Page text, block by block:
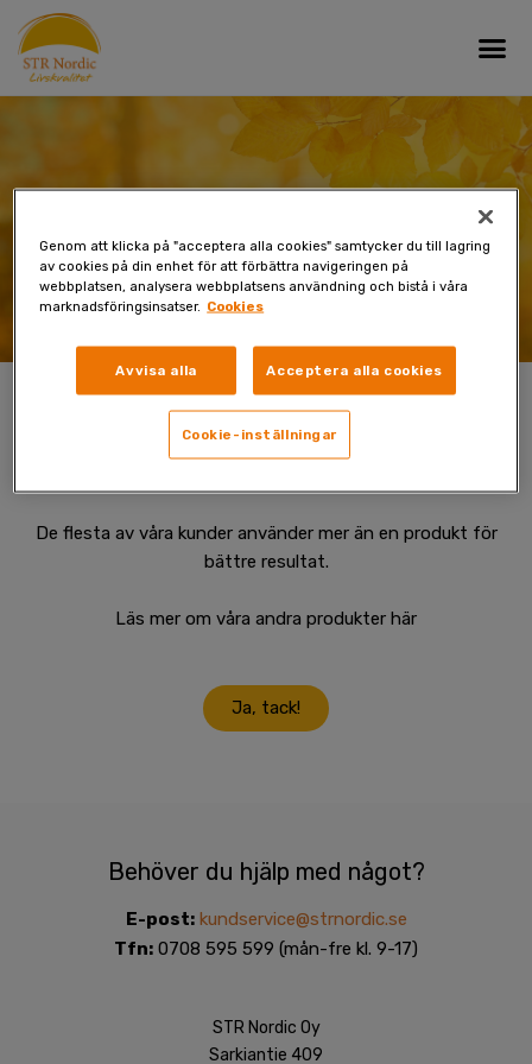
content
Vi behandlar din beställning och skickar ditt paket så snart
De flesta av våra kunder använder mer än en produkt för
bättre resultat.
Läs mer om våra andra produkter här
Ja, tack!
Behöver du hjälp med något?
E-post: kundservice@strnordic.se
Tfn: 0708 595 599 (mån-fre kl. 9-17)
STR Nordic Oy
Sarkiantie 409
Genom att klicka på "acceptera alla cookies" samtycker du till lagring
av cookies på din enhet för att förbättra navigeringen på
webbplatsen, analysera webbplatsens användning och bistå i våra
marknadsföringsinsatser. Cookies
Avvisa alla Acceptera alla cookies
Cookie-inställningar